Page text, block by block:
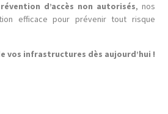
d’accès non autorisés, nos
efficace pour prévenir tout risque
vos infrastructures dès aujourd’hui !